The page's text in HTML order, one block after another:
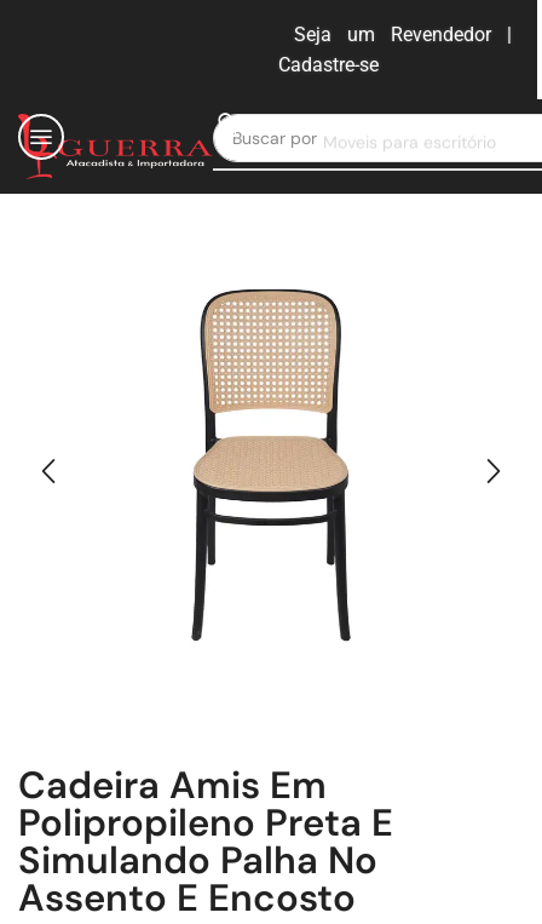
Seja um Revendedor |
Cadastre-se
Buscar por Moveis para escritório
Cadeira Amis Em
Polipropileno Preta E
Simulando Palha No
Assento E Encosto